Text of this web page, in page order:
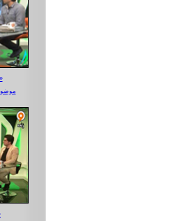
دانلود سومین